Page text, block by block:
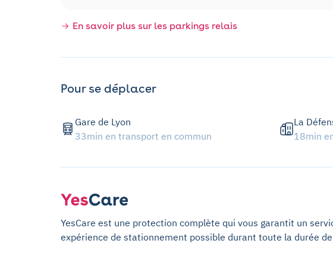
En savoir plus sur les parkings relais
Pour se déplacer
Gare de Lyon
33min en transport en commun
La
18min
YesCare est une protection complète qui vous garantit un
expérience de stationnement possible durant toute la durée